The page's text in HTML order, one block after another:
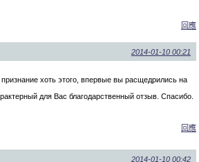
回應
2014-01-10 00:21
хоть этого, впервые вы расщедрились на
для Вас благодарственный отзыв. Спасибо.
回應
2014-01-10 00:42